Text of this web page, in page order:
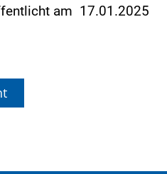
am 17.01.2025